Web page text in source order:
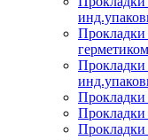
герметиком
Прокладки